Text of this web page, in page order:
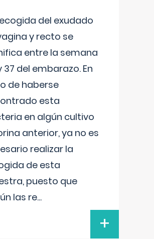
del exudado
y recto se
entre la semana
37 del embarazo. En
de haberse
esta
en algún cultivo
anterior, ya no es
realizar la
de esta
puesto que
las re...
+